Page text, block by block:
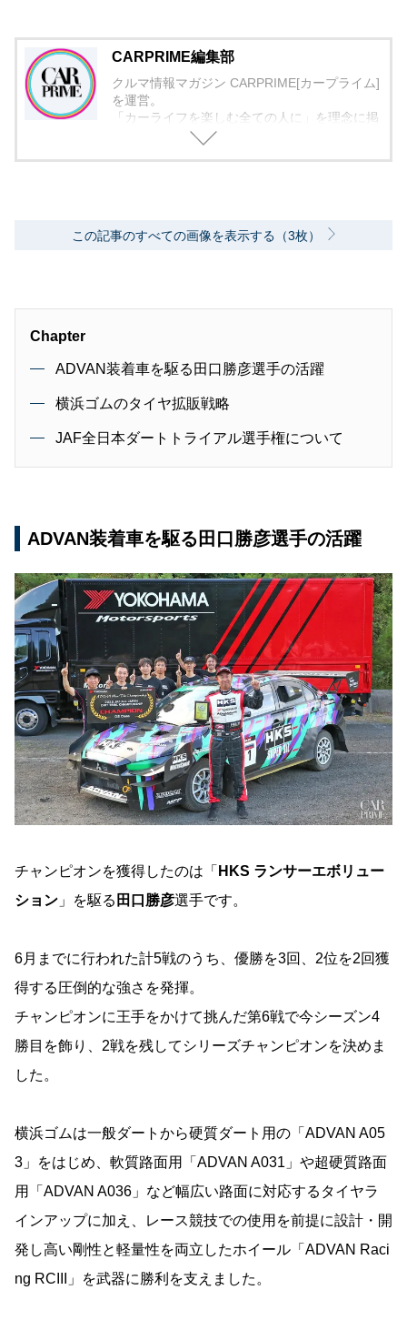
CARPRIME編集部
クルマ情報マガジン CARPRIME[カープライム]
を運営。
「カーライフを楽しむ全ての人に」を理念に掲
げ、編集に取り組んでいます。
この記事のすべての画像を表示する（3枚）
Chapter
ADVAN装着車を駆る田口勝彦選手の活躍
横浜ゴムのタイヤ拡販戦略
JAF全日本ダートトライアル選手権について
ADVAN装着車を駆る田口勝彦選手の活躍
チャンピオンを獲得したのは「 HKS ランサーエボリュー
ション 」を駆る 田口勝彦選手です。
6月までに行われた計5戦のうち、優勝を3回、2位を2回獲
得する圧倒的な強さを発揮。
チャンピオンに王手をかけて挑んだ第6戦で今シーズン4
勝目を飾り、2戦を残してシリーズチャンピオンを決めま
した。
横浜ゴムは一般ダートから硬質ダート用の「ADVAN A05
3」をはじめ、軟質路面用「ADVAN A031」や超硬質路面
用「ADVAN A036」など幅広い路面に対応するタイヤラ
インアップに加え、レース競技での使用を前提に設計・開
発し高い剛性と軽量性を両立したホイール「ADVAN Raci
ng RCIII」を武器に勝利を支えました。